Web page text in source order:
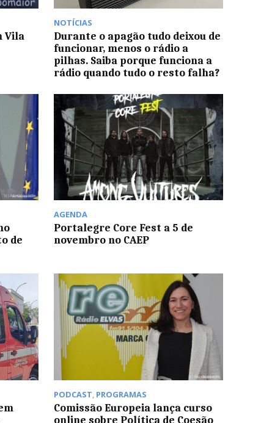
Vila
NOTÍCIAS
Durante o apagão tudo deixou de
funcionar, menos o rádio a
pilhas. Saiba porque funciona a
rádio quando tudo o resto falha?
de
AGENDA
Portalegre Core Fest a 5 de
novembro no CAEP
PODCAST, PROGRAMAS
Comissão Europeia lança curso
online sobre Política de Coesão